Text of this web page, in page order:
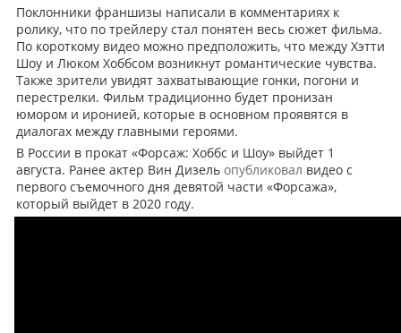
Поклонники франшизы написали в комментариях к
ролику, что по трейлеру стал понятен весь сюжет фильма.
По короткому видео можно предположить, что между Хэтти
Шоу и Люком Хоббсом возникнут романтические чувства.
Также зрители увидят захватывающие гонки, погони и
перестрелки. Фильм традиционно будет пронизан
юмором и иронией, которые в основном проявятся в
диалогах между главными героями.
В России в прокат «Форсаж: Хоббс и Шоу» выйдет 1
августа. Ранее актер Вин Дизель опубликовал видео с
первого съемочного дня девятой части «Форсажа»,
который выйдет в 2020 году.